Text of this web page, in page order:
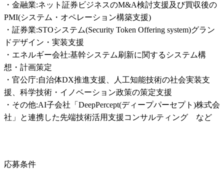
・金融業:ネット証券ビジネスのM&A検討支援及び買収後の
PMI(システム・オペレーション構築支援)
・証券業:STOシステム(Security Token Offering system)グラン
ドデザイン・実装支援
・エネルギー会社:基幹システム刷新に関するシステム構
想・計画策定
・官公庁:自治体DX推進支援、人工知能技術の社会実装支
援、科学技術・イノベーション政策の策定支援
・その他:AI子会社「DeepPercept(ディープパーセプト)株式会
社」と連携した先端技術活用支援コンサルティング　など
応募条件